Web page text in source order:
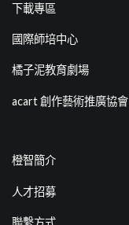
下載專區
國際師培中心
橘子泥教育劇場
acart 創作藝術推廣協會
橙智簡介
人才招募
聯繫方式